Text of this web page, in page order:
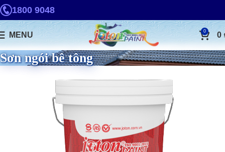
1800 9048
MENU 0 0
Sơn ngói bê tông